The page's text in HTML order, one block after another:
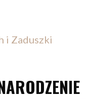
i Zaduszki